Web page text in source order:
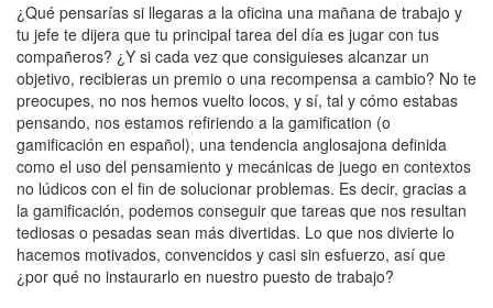
¿Qué pensarías si llegaras a la oficina una mañana de trabajo y
tu jefe te dijera que tu principal tarea del día es jugar con tus
compañeros? ¿Y si cada vez que consiguieses alcanzar un
objetivo, recibieras un premio o una recompensa a cambio? No te
preocupes, no nos hemos vuelto locos, y sí, tal y cómo estabas
pensando, nos estamos refiriendo a la gamification (o
gamificación en español), una tendencia anglosajona definida
como el uso del pensamiento y mecánicas de juego en contextos
no lúdicos con el fin de solucionar problemas. Es decir, gracias a
la gamificación, podemos conseguir que tareas que nos resultan
tediosas o pesadas sean más divertidas. Lo que nos divierte lo
hacemos motivados, convencidos y casi sin esfuerzo, así que
¿por qué no instaurarlo en nuestro puesto de trabajo?